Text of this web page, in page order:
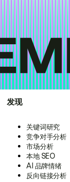
发现
关键词研究
竞争对手分析
市场分析
本地 SEO
AI 品牌情绪
反向链接分析